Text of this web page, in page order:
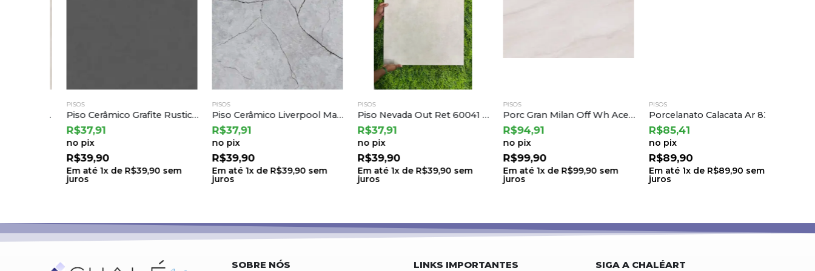
PISOS
Piso Cerâmico Grafite Rustico Ret 75,5×75,5 a Cedasa
37,91
no pix
39,90
Em até 1x deR$39,90sem
juros
PISOS
Piso Cerâmico Liverpool Matte 75×75 a Cedasa
37,91
no pix
39,90
Em até 1x deR$39,90sem
juros
PISOS
Piso Nevada Out Ret 60041 60×60 a Embramaco (2,52) T.71 C.6 L.0508
37,91
no pix
39,90
Em até 1x deR$39,90sem
juros
PISOS
Porc Gran Milan Off Wh Acet – Ct620697 62×122 a Castelli (2,28) B.6 Ton.71 Lt.0005
94,91
no pix
99,90
Em até 1x deR$99,90sem
juros
PISOS
Porcelanato Calacata Ar 83002 83×83 a Damme
85,41
no pix
89,90
Em até 1x deR$89,90sem
juros
SOBRE NÓS LINKS IMPORTANTES SIGA A CHALÉART